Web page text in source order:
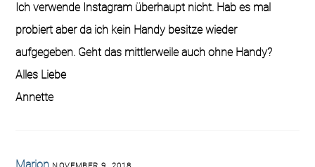
Ich verwende Instagram überhaupt nicht. Hab es mal
probiert aber da ich kein Handy besitze wieder
aufgegeben. Geht das mittlerweile auch ohne Handy?
Alles Liebe
Annette